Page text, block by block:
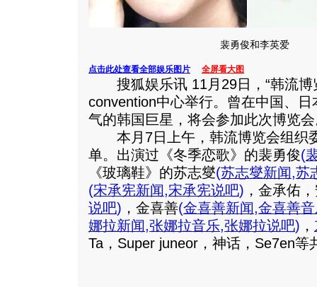
裴勇俊和李英爱
点击此处查看全部娱乐图片 全屏看大图
搜狐娱乐讯 11月29日，“韩流博
convention中心举行。曾在中国、
气的韩国巨星，将会参加此次博览
本月7日上午，韩流博览会组织
单。出演过《冬季恋歌》的裴勇俊(
《玻璃鞋》的苏志燮(苏志燮新闻,苏
(宋承宪新闻,宋承宪说吧) ，金承佑
说吧) ，金喜善(金喜善新闻,金喜善
娜拉新闻,张娜拉音乐,张娜拉说吧) ，
Ta，Super juneor，神话，Se7en等